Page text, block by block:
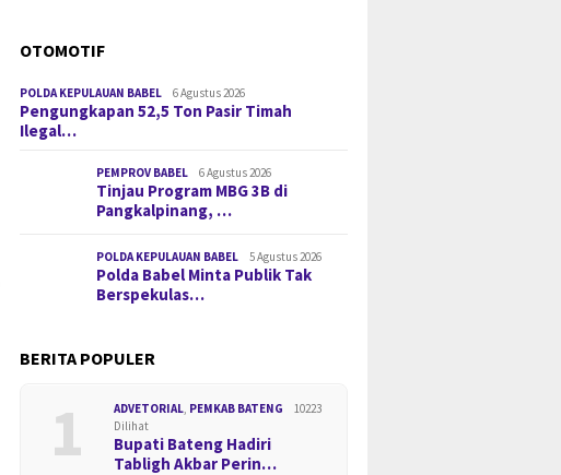
OTOMOTIF
POLDA KEPULAUAN BABEL 6 Agustus 2026
Pengungkapan 52,5 Ton Pasir Timah
Ilegal…
PEMPROV BABEL 6 Agustus 2026
Tinjau Program MBG 3B di
Pangkalpinang, …
POLDA KEPULAUAN BABEL 5 Agustus 2026
Polda Babel Minta Publik Tak
Berspekulas…
BERITA POPULER
1 ADVETORIAL, PEMKAB BATENG
10223
Dilihat
Bupati Bateng Hadiri
Tabligh Akbar Perin…